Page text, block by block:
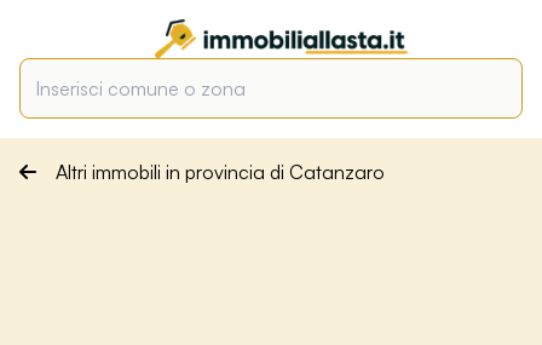
Altri immobili in provincia di Catanzaro